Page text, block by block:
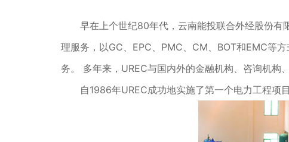
早在上个世纪80年代，云南能投联合外经股份有
理服务，以GC、EPC、PMC、CM、BOT和EMC等
务。 多年来，UREC与国内外的金融机构、咨询机构
自1986年UREC成功地实施了第一个电力工程